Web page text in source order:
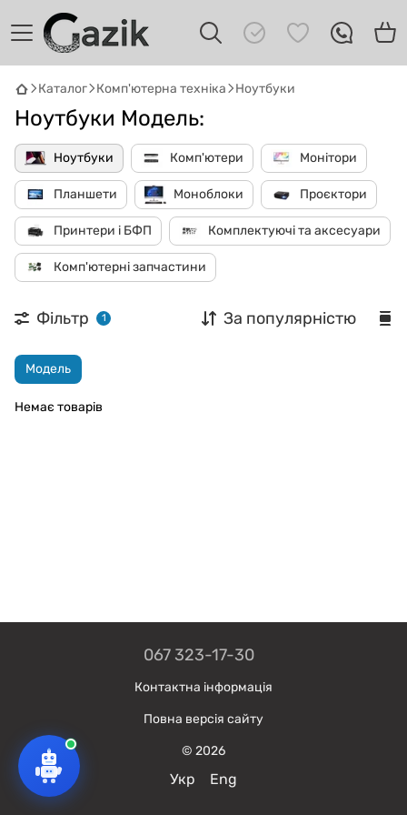
Каталог Комп'ютерна техніка Ноутбуки
Ноутбуки Модель:
Ноутбуки Комп'ютери Монітори
Планшети Моноблоки Проєктори
Принтери і БФП Комплектуючі та аксесуари
Комп'ютерні запчастини
Фільтр 1 За популярністю
Модель
Немає товарів
067 323-17-30
Контактна інформація
Повна версія сайту
© 2026
Укр Eng
Онлайн · пошук техніки
підібрати вживану комп'ютерну техніку.
Що шукаєш?